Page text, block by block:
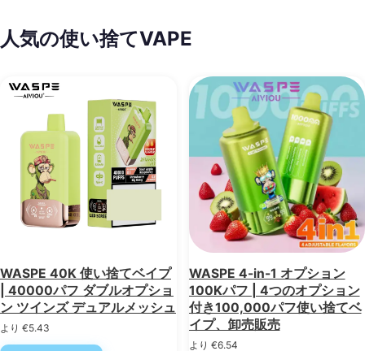
人気の使い捨てVAPE
WASPE 40K 使い捨てベイプ
| 40000パフ ダブルオプショ
ン ツインズ デュアルメッシュ
より €5.43
WASPE 4-in-1 オプション
100Kパフ | 4つのオプション
付き100,000パフ使い捨てベ
イプ、卸売販売
より €6.54